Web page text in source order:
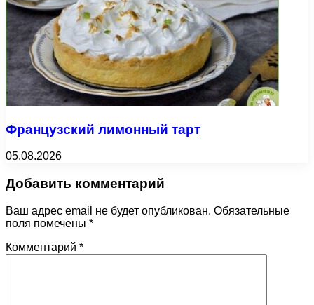
Французский лимонный тарт
05.08.2026
Добавить комментарий
Ваш адрес email не будет опубликован. Обязательные
поля помечены *
Комментарий *